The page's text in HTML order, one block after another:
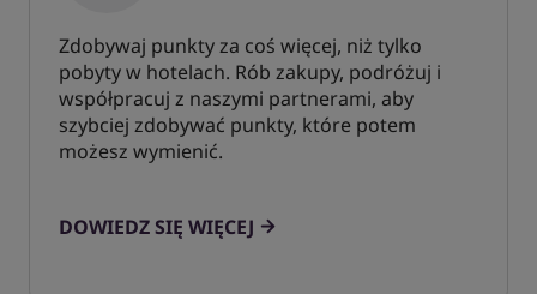
Zdobywaj punkty za coś więcej, niż tylko
pobyty w hotelach. Rób zakupy, podróżuj i
współpracuj z naszymi partnerami, aby
szybciej zdobywać punkty, które potem
możesz wymienić.
DOWIEDZ SIĘ WIĘCEJ